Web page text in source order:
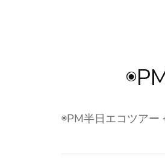
◉PM半日エコツアー